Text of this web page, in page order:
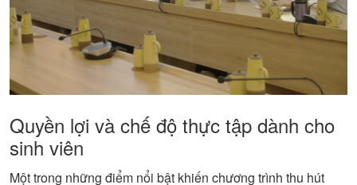
Quyền lợi và chế độ thực tập dành cho
sinh viên
Một trong những điểm nổi bật khiến chương trình thu hút